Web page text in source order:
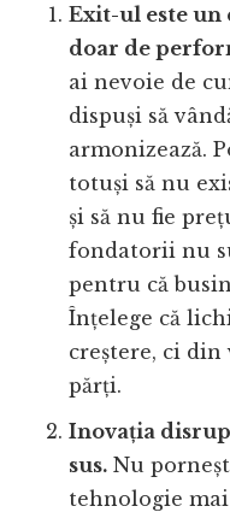
Exit-ul este un
doar de
ai nevoie de
dispuși să
armonizează.
totuși să nu
și să nu fie
fondatorii nu
pentru că
Înțelege că
creștere, ci
părți.
Inovația
sus. Nu
tehnologie